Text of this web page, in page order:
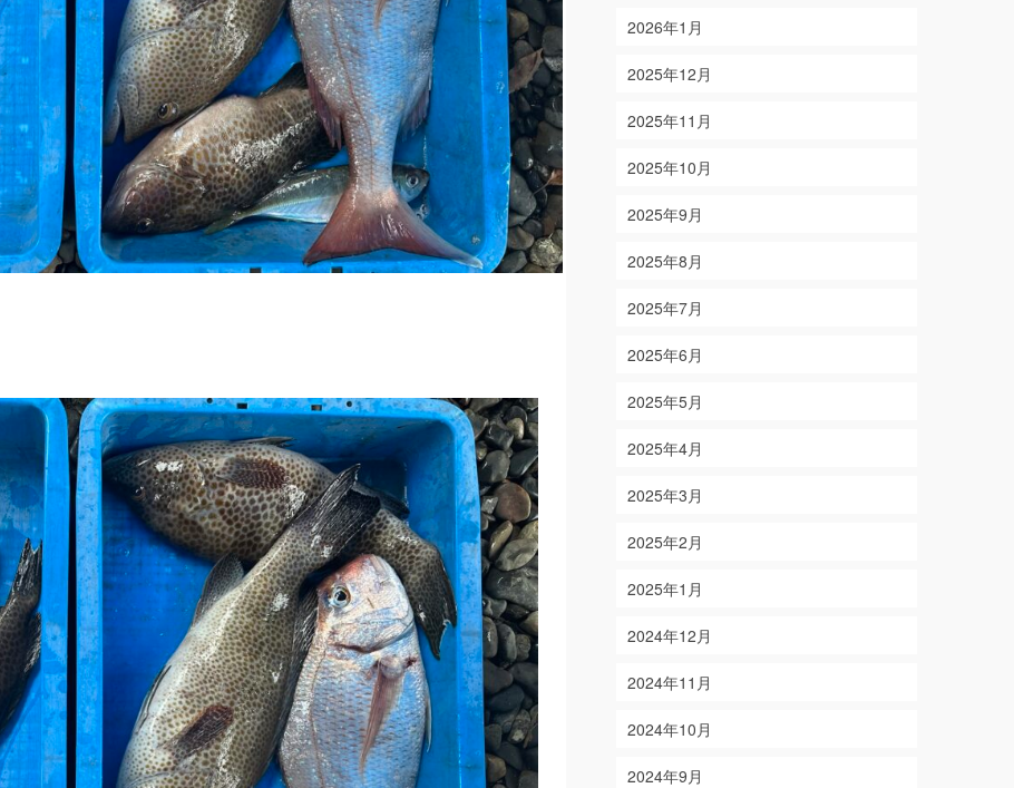
2026年1月
2025年12月
2025年11月
2025年10月
2025年9月
2025年8月
2025年7月
2025年6月
2025年5月
2025年4月
2025年3月
2025年2月
2025年1月
2024年12月
2024年11月
2024年10月
2024年9月